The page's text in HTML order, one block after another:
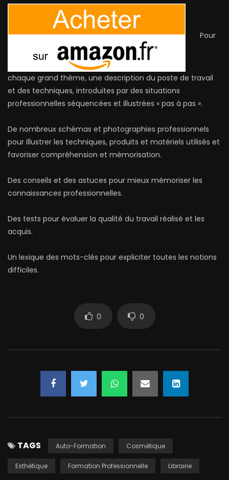
Pour
chaque grand thème, une description du poste de travail
et des techniques, introduites par des situations
professionnelles séquencées et illustrées « pas à pas ».
De nombreux schémas et photographies professionnels
pour illustrer les techniques, produits et matériels utilisés et
favoriser compréhension et mémorisation.
Des conseils et des astuces pour mieux mémoriser les
connaissances professionnelles.
Des tests pour évaluer la qualité du travail réalisé et les
acquis.
Un lexique des mots-clés pour expliciter toutes les notions
difficiles.
0 0
TAGS Auto-Formation Cosmétique
Esthétique Formation Professionnelle Librairie